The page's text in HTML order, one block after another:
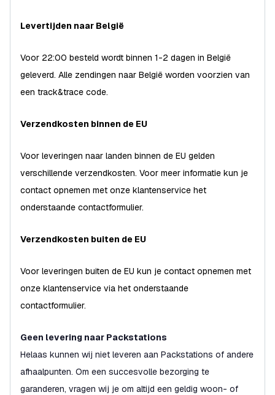
Levertijden naar België
Voor 22:00 besteld wordt binnen 1-2 dagen in België
geleverd. Alle zendingen naar België worden voorzien van
een track&trace code.
Verzendkosten binnen de EU
Voor leveringen naar landen binnen de EU gelden
verschillende verzendkosten. Voor meer informatie kun je
contact opnemen met onze klantenservice het
onderstaande contactformulier.
Verzendkosten buiten de EU
Voor leveringen buiten de EU kun je contact opnemen met
onze klantenservice via het onderstaande
contactformulier.
Geen levering naar Packstations
Helaas kunnen wij niet leveren aan Packstations of andere
afhaalpunten. Om een succesvolle bezorging te
garanderen, vragen wij je om altijd een geldig woon- of